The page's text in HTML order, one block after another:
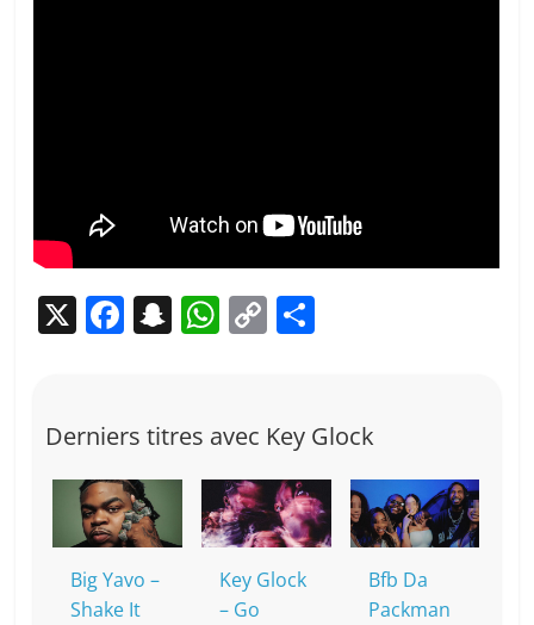
X F
e
b
o
o
k
S
p
c
at
W
s
A
p
p
C
y
Li
n
k
g
er
Derniers titres avec Key Glock
Big Yavo –
Shake It
Key Glock
– Go
Bfb Da
Packman